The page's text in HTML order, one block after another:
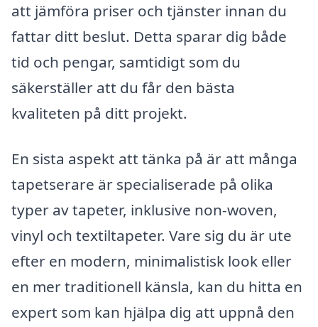
att jämföra priser och tjänster innan du
fattar ditt beslut. Detta sparar dig både
tid och pengar, samtidigt som du
säkerställer att du får den bästa
kvaliteten på ditt projekt.
En sista aspekt att tänka på är att många
tapetserare är specialiserade på olika
typer av tapeter, inklusive non-woven,
vinyl och textiltapeter. Vare sig du är ute
efter en modern, minimalistisk look eller
en mer traditionell känsla, kan du hitta en
expert som kan hjälpa dig att uppnå den